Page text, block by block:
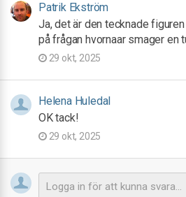
Patrik Ekström
Ja, det är den tecknade
på frågan hvornaar smager en
29 okt, 2025
Helena Huledal
OK tack!
29 okt, 2025